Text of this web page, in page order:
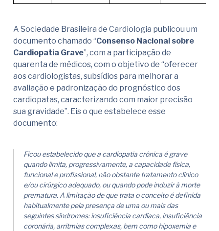
A Sociedade Brasileira de Cardiologia publicou um
documento chamado “Consenso Nacional sobre
Cardiopatia Grave”, com a participação de
quarenta de médicos, com o objetivo de “oferecer
aos cardiologistas, subsídios para melhorar a
avaliação e padronização do prognóstico dos
cardiopatas, caracterizando com maior precisão
sua gravidade”. Eis o que estabelece esse
documento:
Ficou estabelecido que a cardiopatia crônica é grave
quando limita, progressivamente, a capacidade física,
funcional e profissional, não obstante tratamento clínico
e/ou cirúrgico adequado, ou quando pode induzir à morte
prematura. A limitação de que trata o conceito é definida
habitualmente pela presença de uma ou mais das
seguintes síndromes: insuficiência cardíaca, insuficiência
coronária, arritmias complexas, bem como hipoxemia e